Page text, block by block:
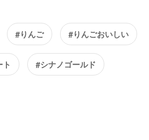
#りんご #りんごおいしい
#シナノゴールド